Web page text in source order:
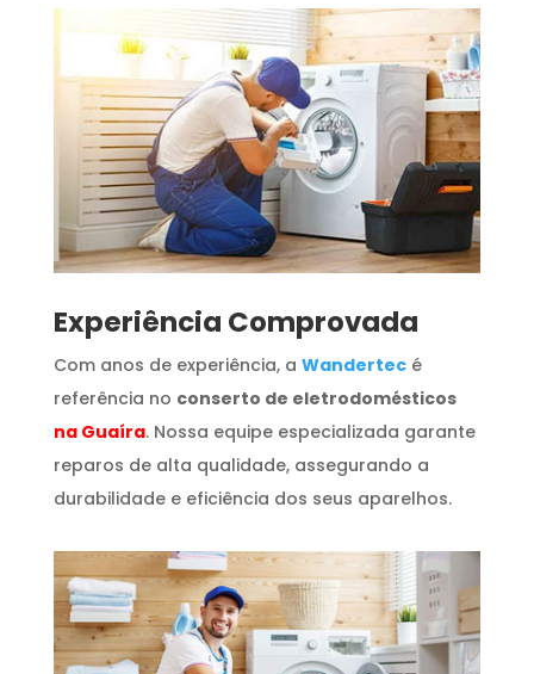
​Experiência Comprovada
Com anos de experiência, a Wandertecé
referência no conserto de eletrodomésticos
na Guaíra. Nossa equipe especializada garante
reparos de alta qualidade, assegurando a
durabilidade e eficiência dos seus aparelhos.